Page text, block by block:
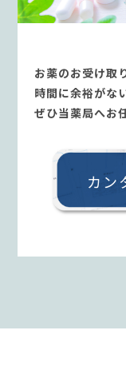
お薬のお受け取
時間に余裕がな
ぜひ当薬局へお
カン